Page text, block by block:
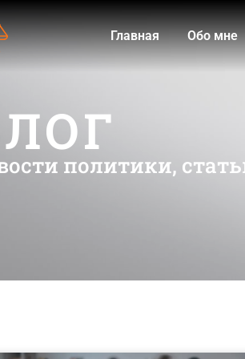
Главная Обо мне
политики,